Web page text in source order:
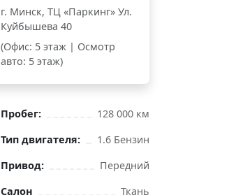
г. Минск, ТЦ «Паркинг» Ул.
Куйбышева 40
(Офис: 5 этаж | Осмотр
авто: 5 этаж)
Пробег:
128 000 км
Тип двигателя:
1.6 Бензин
Привод:
Передний
Салон
Ткань